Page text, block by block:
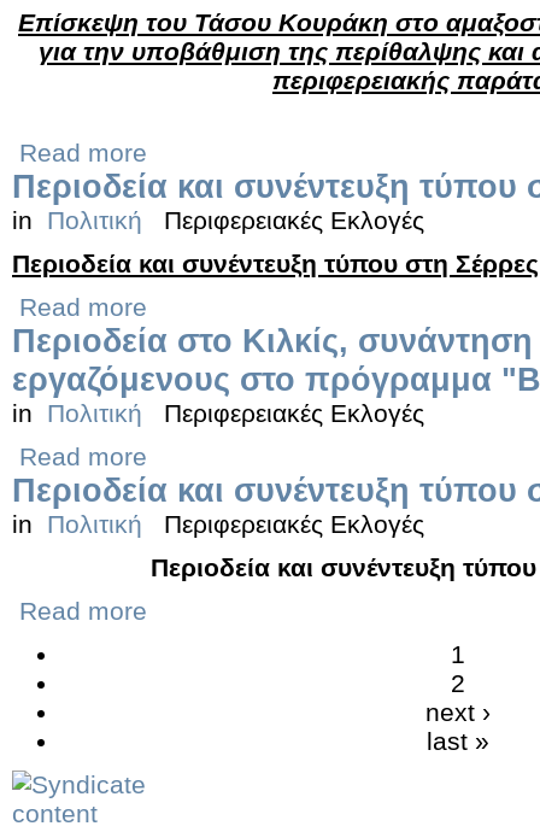
Επίσκεψη του Τάσου Κουράκη στο
για την υποβάθμιση της περίθαλψης και
περιφερειακής
Read more
Περιοδεία και συνέντευξη τύπου
in Πολιτική
Περιφερειακές Εκλογές
Περιοδεία και συνέντευξη τύπου στη Σέρρες
Read more
Περιοδεία στο Κιλκίς,
εργαζόμενους στο πρόγραμμα
in Πολιτική
Περιφερειακές Εκλογές
Read more
Περιοδεία και συνέντευξη τύπου
in Πολιτική
Περιφερειακές Εκλογές
Περιοδεία και συνέντευξη
Read more
1
2
next ›
last »